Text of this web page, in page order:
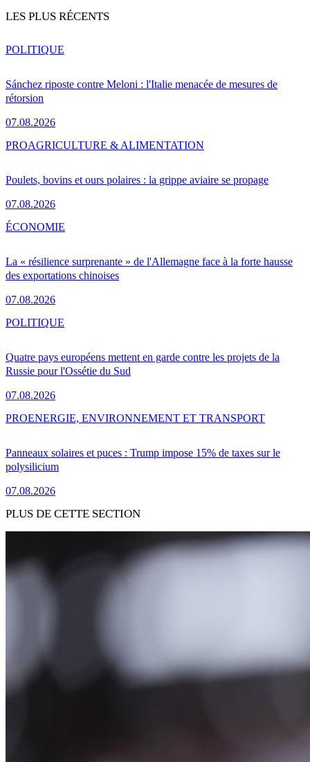
LES PLUS RÉCENTS
Sánchez riposte contre Meloni : l'Italie menacée de mesures de
rétorsion
07.08.2026
POLITIQUE
Poulets, bovins et ours polaires : la grippe aviaire se propage
07.08.2026
PROAGRICULTURE & ALIMENTATION
La « résilience surprenante » de l'Allemagne face à la forte hausse
des exportations chinoises
07.08.2026
ÉCONOMIE
Quatre pays européens mettent en garde contre les projets de la
Russie pour l'Ossétie du Sud
07.08.2026
POLITIQUE
Panneaux solaires et puces : Trump impose 15% de taxes sur le
polysilicium
07.08.2026
PROENERGIE, ENVIRONNEMENT ET TRANSPORT
PLUS DE CETTE SECTION